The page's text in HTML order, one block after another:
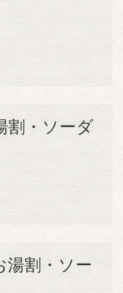
割・ソーダ
湯割・ソー